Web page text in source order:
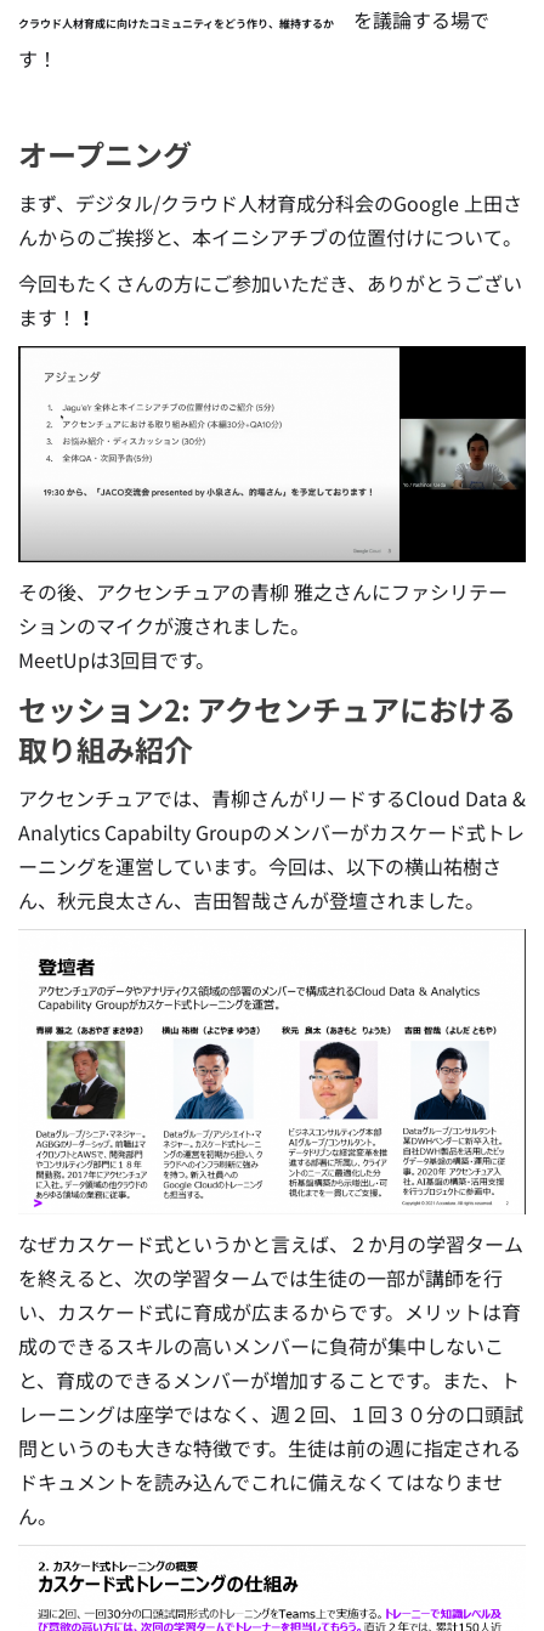
クラウド人材育成に向けたコミュニティをどう作り、維持するか
を議論する場で
す！
オープニング
まず、デジタル/クラウド人材育成分科会のGoogle 上田さ
んからのご挨拶と、本イニシアチブの位置付けについて。
今回もたくさんの方にご参加いただき、ありがとうござい
ます！ ！
その後、アクセンチュアの青柳 雅之さんにファシリテー
ションのマイクが渡されました。
MeetUpは3回目です。
セッション2: アクセンチュアにおける
取り組み紹介
アクセンチュアでは、青柳さんがリードするCloud Data &
Analytics Capabilty Groupのメンバーがカスケード式トレ
ーニングを運営しています。今回は、以下の横山祐樹さ
ん、秋元良太さん、吉田智哉さんが登壇されました。
なぜカスケード式というかと言えば、２か月の学習ターム
を終えると、次の学習タームでは生徒の一部が講師を行
い、カスケード式に育成が広まるからです。メリットは育
成のできるスキルの高いメンバーに負荷が集中しないこ
と、育成のできるメンバーが増加することです。また、ト
レーニングは座学ではなく、週２回、１回３０分の口頭試
問というのも大きな特徴です。生徒は前の週に指定される
ドキュメントを読み込んでこれに備えなくてはなりませ
ん。